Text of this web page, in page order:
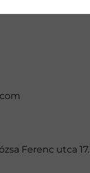
Ferenc utca 17.